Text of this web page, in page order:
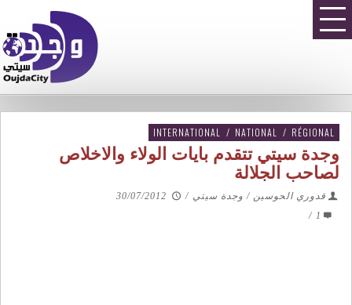
INTERNATIONAL / NATIONAL / RÉGIONAL
وجدة سيتي تتقدم بايات الولاء والاخلاص
لصاحب الجلالة
قدوري الحوسين / وجدة سيتي /
30/07/2012
1
/